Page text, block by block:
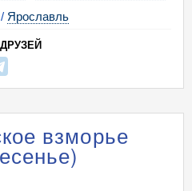
/ Ярославль
взморье